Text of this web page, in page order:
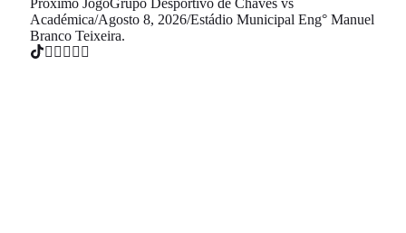
Próximo JogoGrupo Desportivo de Chaves vs
Académica/Agosto 8, 2026/Estádio Municipal Eng° Manuel
Branco Teixeira.